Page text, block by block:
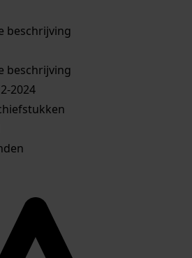
beschrijving
beschrijving
2024